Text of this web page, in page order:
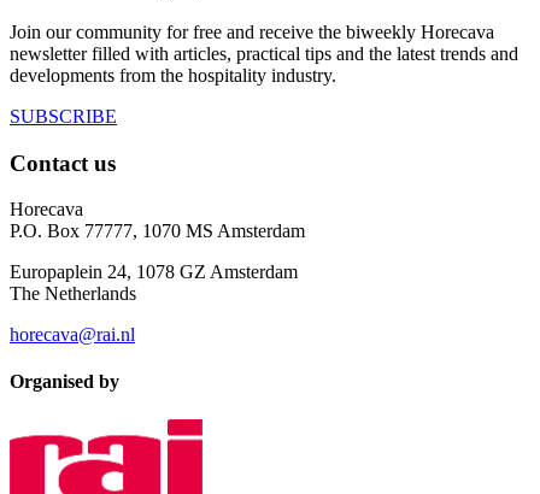
Join our community for free and receive the biweekly Horecava
newsletter filled with articles, practical tips and the latest trends and
developments from the hospitality industry.
SUBSCRIBE
Contact us
Horecava
P.O. Box 77777, 1070 MS Amsterdam
Europaplein 24, 1078 GZ Amsterdam
The Netherlands
horecava@rai.nl
Organised by